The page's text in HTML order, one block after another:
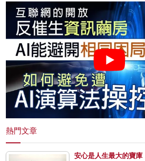
熱門文章
安心是人生最大的寶庫